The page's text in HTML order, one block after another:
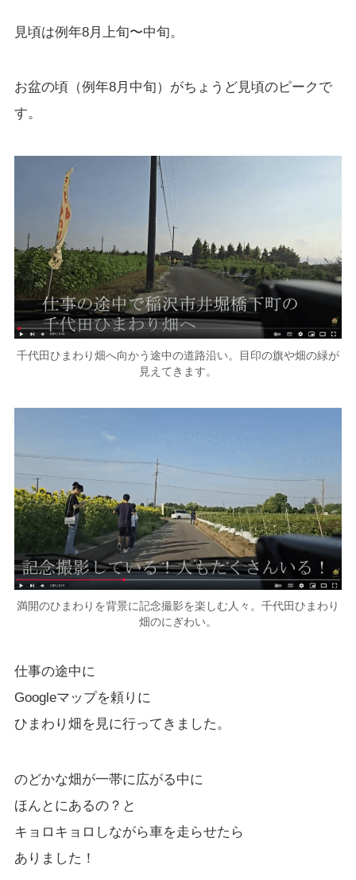
見頃は例年8月上旬〜中旬。
お盆の頃（例年8月中旬）がちょうど見頃のピークで
す。
千代田ひまわり畑へ向かう途中の道路沿い。目印の旗や畑の緑が
見えてきます。
満開のひまわりを背景に記念撮影を楽しむ人々。千代田ひまわり
畑のにぎわい。
仕事の途中に
Googleマップを頼りに
ひまわり畑を見に行ってきました。
のどかな畑が一帯に広がる中に
ほんとにあるの？と
キョロキョロしながら車を走らせたら
ありました！